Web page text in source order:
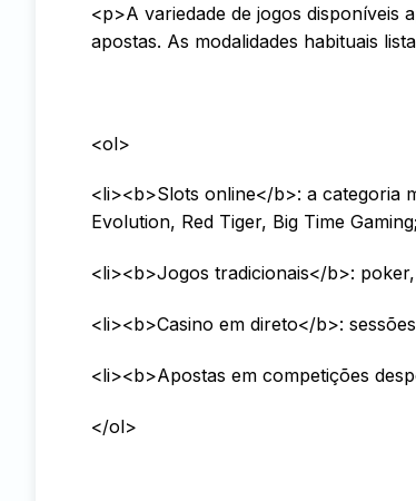
<p>A variedade de jogos disponíveis
apostas. As modalidades habituais
<ol>
<li><b>Slots online</b>: a categoria
Evolution, Red Tiger, Big Time
<li><b>Jogos tradicionais</b>:
<li><b>Casino em direto</b>:
<li><b>Apostas em competições
</ol>